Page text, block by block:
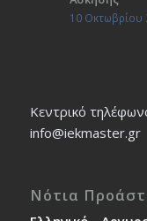
10 Οκτωβρίου
Κεντρικό
info@iekmaster.gr
Νότια